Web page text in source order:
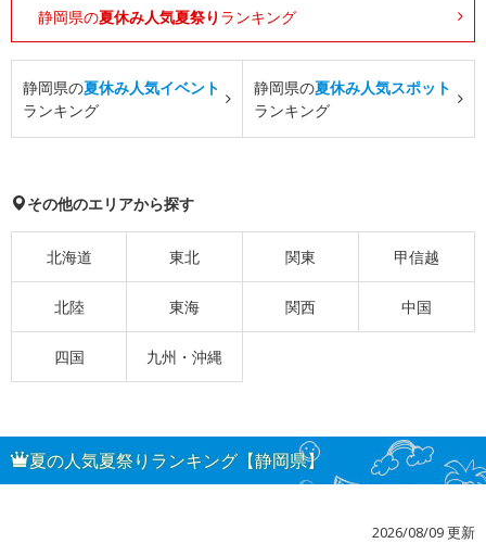
静岡県の夏休み人気夏祭り ランキング
静岡県の夏休み人気イベント
ランキング
静岡県の夏休み人気スポット
ランキング
その他のエリアから探す
北海道 東北 関東 甲信越
北陸 東海 関西 中国
四国 九州・沖縄
夏の人気夏祭りランキング【静岡県】
2026/08/09 更新